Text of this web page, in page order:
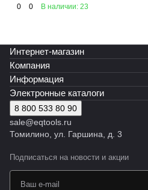
0 0 В наличии: 23
Интернет-магазин
Компания
Информация
Электронные каталоги
8 800 533 80 90
sale@eqtools.ru
Томилино, ул. Гаршина, д. 3
Подписаться на новости и акции